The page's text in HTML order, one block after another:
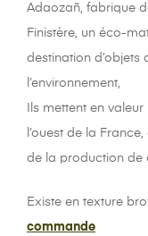
Adaozañ, fabrique
Finistère, un éco-
destination d’objets
l’environnement,
Ils mettent en
l’ouest de la
de la production de
Existe en texture
commande